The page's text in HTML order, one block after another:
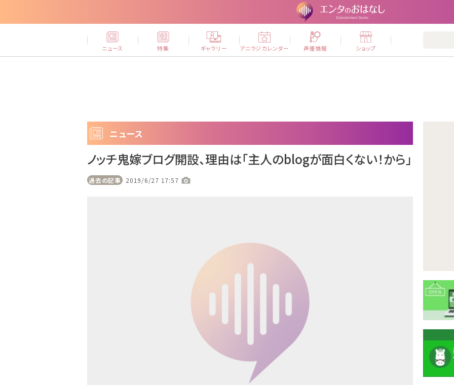
ニュース 特集 ギャラリー アニラジカレンダー 声優情報 ショップ
ニュース
ノッチ鬼嫁ブログ開設、理由は「主人のblogが面白くない！から」
過去の記事 2019/6/27 17:57